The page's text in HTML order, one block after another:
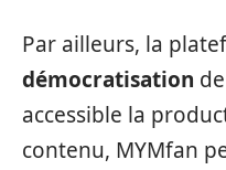
Par ailleurs, la
démocratisation
accessible la
contenu, MYMfan